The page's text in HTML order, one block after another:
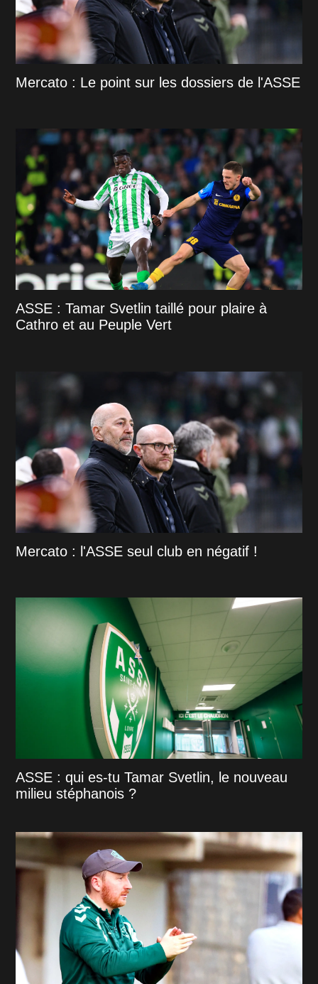
Mercato : Le point sur les dossiers de l'ASSE
ASSE : Tamar Svetlin taillé pour plaire à
Cathro et au Peuple Vert
Mercato : l'ASSE seul club en négatif !
ASSE : qui es-tu Tamar Svetlin, le nouveau
milieu stéphanois ?